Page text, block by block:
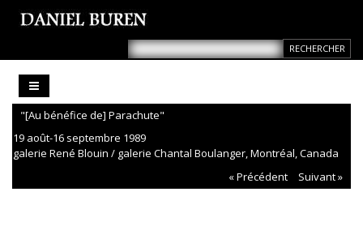
"[Au bénéfice de] Parachute"
19 août-16 septembre 1989
galerie René Blouin / galerie Chantal Boulanger, Montréal, Canada
« Précédent
Suivant »